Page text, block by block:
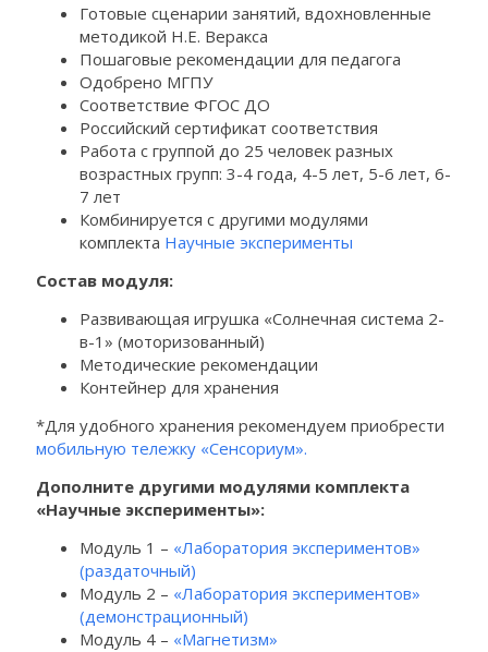
Готовые сценарии занятий, вдохновленные
методикой Н.Е. Веракса
Пошаговые рекомендации для педагога
Одобрено МГПУ
Соответствие ФГОС ДО
Российский сертификат соответствия
Работа с группой до 25 человек разных
возрастных групп: 3-4 года, 4-5 лет, 5-6 лет, 6-
7 лет
Комбинируется с другими модулями
комплекта Научные эксперименты
Состав модуля:
Развивающая игрушка «Солнечная система 2-
в-1» (моторизованный)
Методические рекомендации
Контейнер для хранения
*Для удобного хранения рекомендуем приобрести
мобильную тележку «Сенсориум».
Дополните другими модулями комплекта
«Научные эксперименты»:
Модуль 1 – «Лаборатория экспериментов»
(раздаточный)
Модуль 2 – «Лаборатория экспериментов»
(демонстрационный)
Модуль 4 – «Магнетизм»